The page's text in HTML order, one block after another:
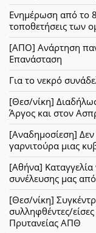
Ενημέρωση από το
τοποθετήσεις των
[ΑΠΟ] Ανάρτηση
Επανάσταση
Για το νεκρό
[Θεσ/νίκη]
Άργος και στον
[Αναδημοσίεση]
γαρνιτούρα μιας
[Αθήνα] Καταγγελία
συνέλευσης μας
[Θεσ/νίκη]
συλληφθέντες/
Πρυτανείας ΑΠΘ